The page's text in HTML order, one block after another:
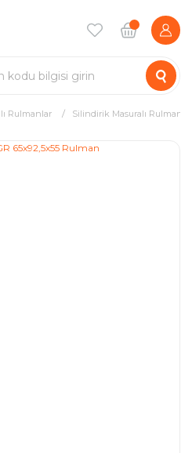
Rulmanlar Silindirik Masuralı Rulman